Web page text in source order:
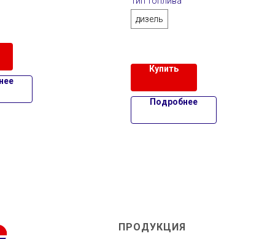
дизель
Купить
Подробнее
ПРОДУКЦИЯ